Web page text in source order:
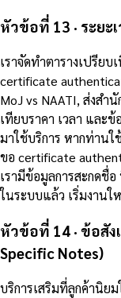
หัวข้อที่ 13 · ระยะ
เราจัดทำตารางเปรีย
certificate
MoJ vs NAATI, ส่งสำ
เทียบราคา เวลา และ
มาใช้บริการ หากท่าน
ขอ certificate
เรามีข้อมูลการสะกดชื่
ในระบบแล้ว เริ่มงานใ
หัวข้อที่ 14 · ข้อสั
Specific Notes)
บริการเสริมที่ลูกค้านิย